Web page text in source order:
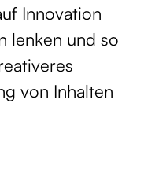
Innovation
lenken und so
von Inhalten